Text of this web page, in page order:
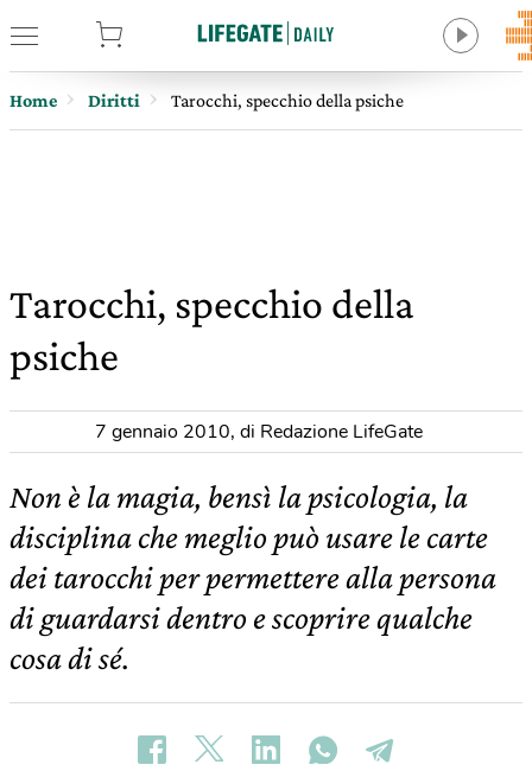
Home Diritti Tarocchi, specchio della psiche
Tarocchi, specchio della
psiche
7 gennaio 2010, di Redazione LifeGate
Non è la magia, bensì la psicologia, la
disciplina che meglio può usare le carte
dei tarocchi per permettere alla persona
di guardarsi dentro e scoprire qualche
cosa di sé.